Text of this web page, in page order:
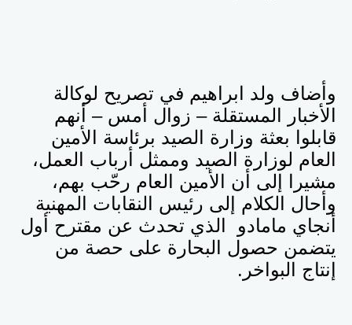
وأضاف ولد ابراهيم في تصريح لوكالة
الأخبار المستقلة – زوال أمس – أنهم
قابلوا بعثة وزارة الصيد برئاسة الأمين
العام لوزارة الصيد وممثل أرباب العمل،
مشيرا إلى أن الأمين العام رحّب بهم،
وأحال الكلام إلى رئيس النقابات المهنية
أنجاي مامادو الذي تحدث عن مقترح أول
يتضمن حصول البحارة على حصة من
إنتاج البواخر.